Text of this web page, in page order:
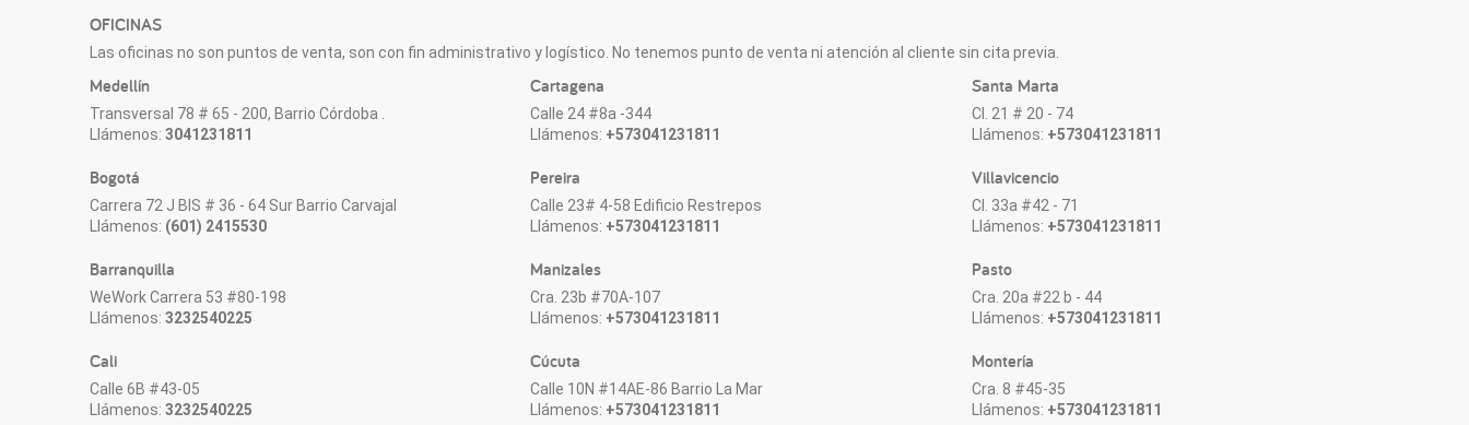
OFICINAS
Las oficinas no son puntos de venta, son con fin administrativo y logístico. No tenemos punto de venta ni atención al cliente sin cita previa.
Medellín
Transversal 78 # 65 - 200, Barrio Córdoba .
Llámenos:3041231811
Bogotá
Carrera 72 J BIS # 36 - 64 Sur Barrio Carvajal
Llámenos: (601) 2415530
Barranquilla
WeWork Carrera 53 #80-198
Llámenos:3232540225
Cali
Calle 6B #43-05
Llámenos:3232540225
Cartagena
Calle 24 #8a -344
Llámenos: +573041231811
Pereira
Calle 23# 4-58 Edificio Restrepos
Llámenos: +573041231811
Manizales
Cra. 23b #70A-107
Llámenos: +573041231811
Cúcuta
Calle 10N #14AE-86 Barrio La Mar
Llámenos: +573041231811
Santa Marta
Cl. 21 # 20 - 74
Llámenos: +573041231811
Villavicencio
Cl. 33a #42 - 71
Llámenos: +573041231811
Pasto
Cra. 20a #22 b - 44
Llámenos: +573041231811
Montería
Cra. 8 #45-35
Llámenos: +573041231811